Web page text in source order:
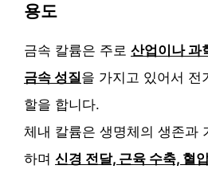
용도
금속 칼륨은 주로 산업이나 과
금속 성질을 가지고 있어서 전
할을 합니다.
체내 칼륨은 생명체의 생존과
하며 신경 전달, 근육 수축, 혈